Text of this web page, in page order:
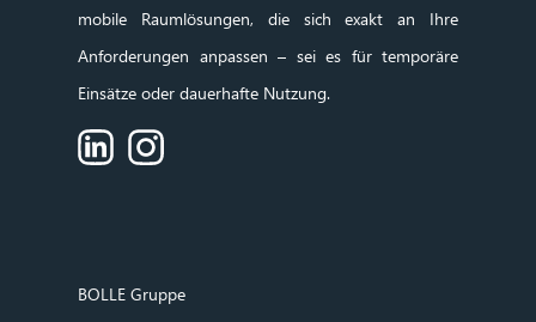
mobile Raumlösungen, die sich exakt an Ihre
Anforderungen anpassen – sei es für temporäre
Einsätze oder dauerhafte Nutzung.
BOLLE Gruppe